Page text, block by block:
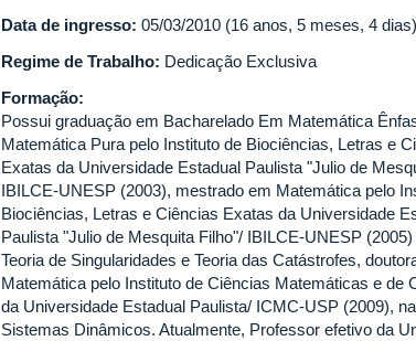
Data de ingresso: 05/03/2010 (16 anos, 5 meses, 4 dias)
Regime de Trabalho: Dedicação Exclusiva
Formação:
Possui graduação em Bacharelado Em Matemática
Matemática Pura pelo Instituto de Biociências, Letras e
Exatas da Universidade Estadual Paulista "Julio de
IBILCE-UNESP (2003), mestrado em Matemática pelo
Biociências, Letras e Ciências Exatas da Universidade
Paulista "Julio de Mesquita Filho"/ IBILCE-UNESP
Teoria de Singularidades e Teoria das Catástrofes,
Matemática pelo Instituto de Ciências Matemáticas e de
da Universidade Estadual Paulista/ ICMC-USP (2009),
Sistemas Dinâmicos. Atualmente, Professor efetivo da